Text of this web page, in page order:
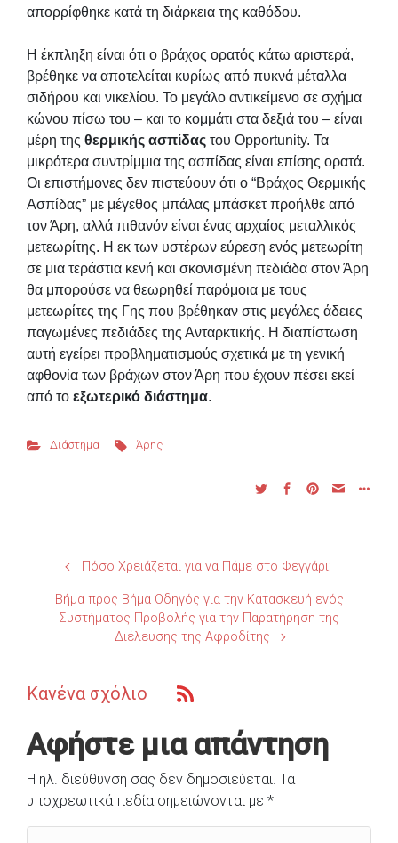
απορρίφθηκε κατά τη διάρκεια της καθόδου.
Η έκπληξη είναι ότι ο βράχος ορατός κάτω αριστερά,
βρέθηκε να αποτελείται κυρίως από πυκνά μέταλλα
σιδήρου και νικελίου. Το μεγάλο αντικείμενο σε σχήμα
κώνου πίσω του – και το κομμάτι στα δεξιά του – είναι
μέρη της θερμικής ασπίδας του Opportunity. Τα
μικρότερα συντρίμμια της ασπίδας είναι επίσης ορατά.
Οι επιστήμονες δεν πιστεύουν ότι ο “Βράχος Θερμικής
Ασπίδας” με μέγεθος μπάλας μπάσκετ προήλθε από
τον Άρη, αλλά πιθανόν είναι ένας αρχαίος μεταλλικός
μετεωρίτης. Η εκ των υστέρων εύρεση ενός μετεωρίτη
σε μια τεράστια κενή και σκονισμένη πεδιάδα στον Άρη
θα μπορούσε να θεωρηθεί παρόμοια με τους
μετεωρίτες της Γης που βρέθηκαν στις μεγάλες άδειες
παγωμένες πεδιάδες της Ανταρκτικής. Η διαπίστωση
αυτή εγείρει προβληματισμούς σχετικά με τη γενική
αφθονία των βράχων στον Άρη που έχουν πέσει εκεί
από το εξωτερικό διάστημα.
Διάστημα Άρης
Πόσο Χρειάζεται για να Πάμε στο Φεγγάρι;
Βήμα προς Βήμα Οδηγός για την Κατασκευή ενός
Συστήματος Προβολής για την Παρατήρηση της
Διέλευσης της Αφροδίτης
Κανένα σχόλιο
Αφήστε μια απάντηση
Η ηλ. διεύθυνση σας δεν δημοσιεύεται. Τα
υποχρεωτικά πεδία σημειώνονται με *